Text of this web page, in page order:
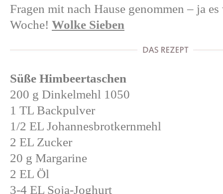
Fragen mit nach Hause genommen – ja
Woche! Wolke Sieben
Süße Himbeertaschen
200 g Dinkelmehl 1050
1 TL Backpulver
1/2 EL Johannesbrotkernmehl
2 EL Zucker
20 g Margarine
2 EL Öl
3-4 EL Soja-Joghurt